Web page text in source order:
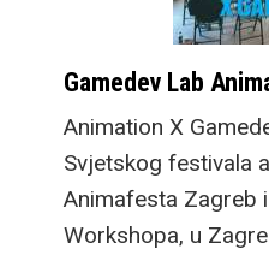
Gamedev Lab
Animation X
Svjetskog festivala
Animafesta Zagreb
Workshopa, u